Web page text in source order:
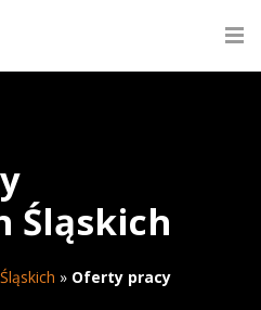
Śląskich
» Oferty pracy